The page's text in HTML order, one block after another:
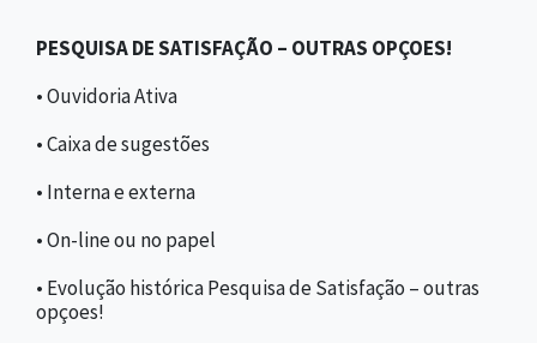
PESQUISA DE SATISFAÇÃO – OUTRAS OPÇOES!
• Ouvidoria Ativa
• Caixa de sugestões
• Interna e externa
• On-line ou no papel
• Evolução histórica Pesquisa de Satisfação – outras
opçoes!